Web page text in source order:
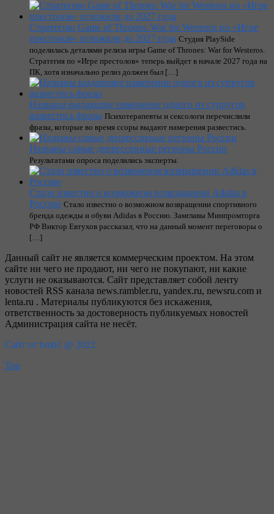
Стратегию Game of Thrones: War for Westeros по «Игре
престолов» отложили до 2027 года Cтудия PlaySide
поделилась деталями релиза игры Game of Thrones: War for Westeros.
Стратегия по «Игре престолов» теперь выйдет в начале 2027 года на
ПК, хотя изначально релиз должен был […]
Названы выдающие намерение одного из супругов
развестись фразы Психотерапевты и сексологи перечислили
фразы, которые во время ссоры выдают намерения развестись.
Названы самые депрессивные регионы России
Результатами опроса поделились эксперты.
Стало известно о возможном возвращении Adidas в
Россию Стало известно о возможном возвращении спортивного
бренда одежды и обуви Adidas в Россию. Замглавы Минпромторга
РФ Виктор Евтухов рассказал, что на данный момент переговоры о
[…]
Данный сайт не является коммерческим проектом. На этом
сайте ни чего не продают, ни чего не покупают, ни какие
услуги не оказываются. Сайт представляет собой ленту
новостей RSS канала news.rambler.ru, yandex.ru, newsru.com и
lenta.ru . Материалы публикуются без искажения,
ответственность за достоверность публикуемых новостей
Администрация сайта не несёт.
Сайт от bmb1 @ 2022
Top